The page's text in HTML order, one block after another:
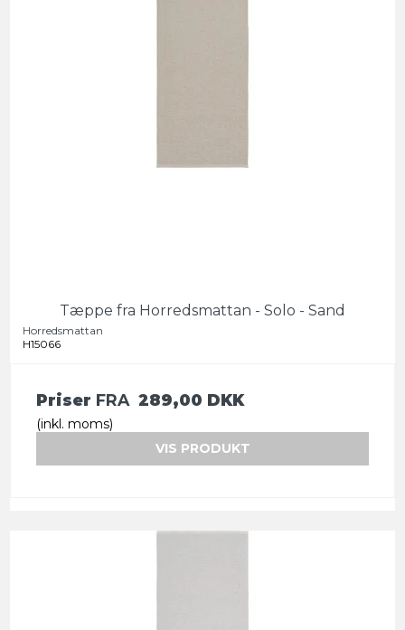
Tæppe fra Horredsmattan - Solo - Sand
Horredsmattan
H15066
Priser FRA 289,00 DKK
(inkl. moms)
VIS PRODUKT